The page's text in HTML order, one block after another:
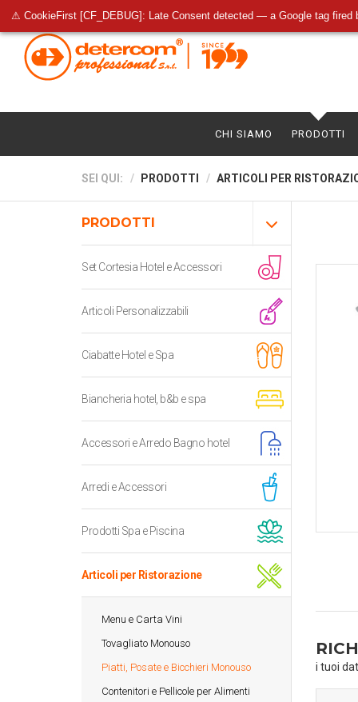
⚠ CookieFirst [CF_DEBUG]: Late Consent detected — a Google tag fired
CHI SIAMO PRODOTTI
SEI QUI: PRODOTTI ARTICOLI PER
PRODOTTI
Set Cortesia Hotel e Accessori
Articoli Personalizzabili
Ciabatte Hotel e Spa
Biancheria hotel, b&b e spa
Accessori e Arredo Bagno hotel
Arredi e Accessori
Prodotti Spa e Piscina
Articoli per Ristorazione
Menu e Carta Vini
Tovagliato Monouso
Piatti, Posate e Bicchieri Monouso
Contenitori e Pellicole per Alimenti
i tuoi